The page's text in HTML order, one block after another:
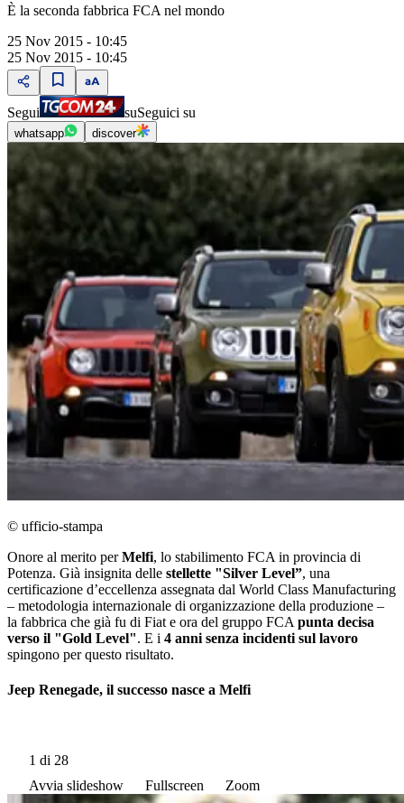
È la seconda fabbrica FCA nel mondo
25 Nov 2015 - 10:45
25 Nov 2015 - 10:45
Segui suSeguici su
whatsapp discover
© ufficio-stampa
Onore al merito perMelfi, lo stabilimento FCA in provincia di
Potenza. Già insignita delle stellette "Silver Level”, una
certificazione dʼeccellenza assegnata dal World Class Manufacturing
‒ metodologia internazionale di organizzazione della produzione ‒
la fabbrica che già fu di Fiat e ora del gruppo FCA punta decisa
verso il "Gold Level". E i 4 anni senza incidenti sul lavoro
spingono per questo risultato.
Jeep Renegade, il successo nasce a Melfi
1 di 28
Avvia slideshow
Fullscreen Zoom